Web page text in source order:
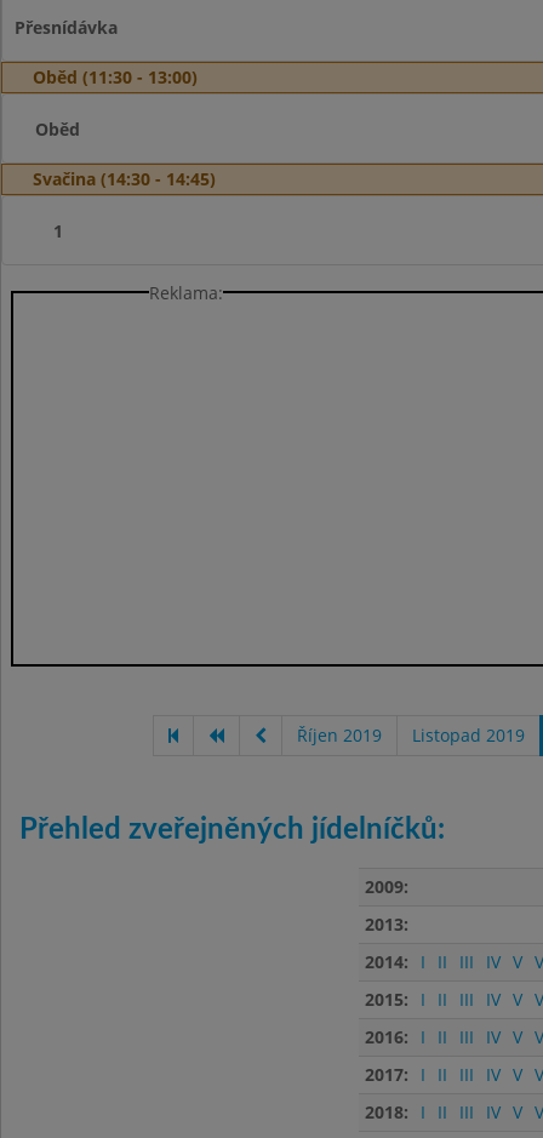
Přesnídávka
Oběd (11:30 - 13:00)
Oběd
Svačina (14:30 - 14:45)
1
Reklama:
Říjen 2019 Listopad 2019
Přehled zveřejněných jídelníčků:
2009:
2013:
2014:
I II III IV V
2015:
I II III IV V
2016:
I II III IV V
2017:
I II III IV V
2018:
I II III IV V